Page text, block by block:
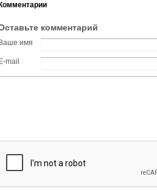
Комментарии
комментарий
Ваше имя
E-mail